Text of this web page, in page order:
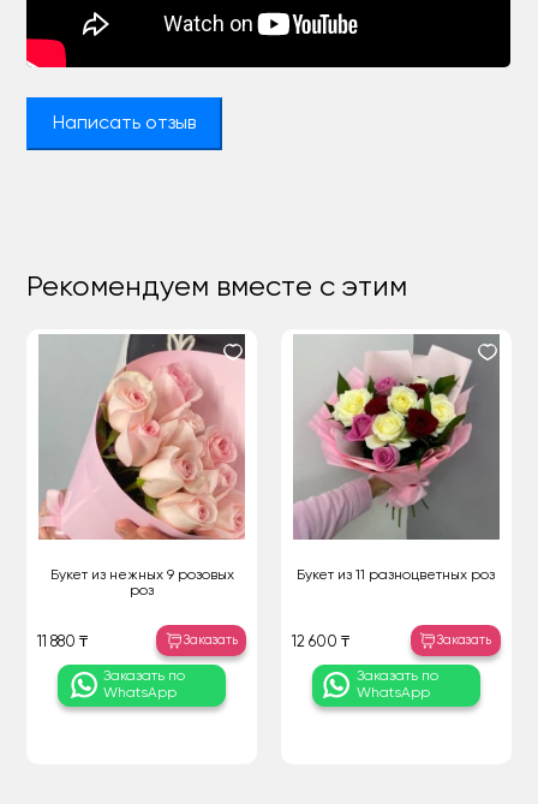
Написать отзыв
Рекомендуем вместе с этим
Букет из нежных 9 розовых
роз
11 880 ₸ Заказать
Заказать по
WhatsApp
Букет из 11 разноцветных роз
12 600 ₸ Заказать
Заказать по
WhatsApp